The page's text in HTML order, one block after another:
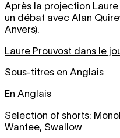
Après la projection
un débat avec Alan
Anvers).
Laure Prouvost dans le
Sous-titres en Anglais
En Anglais
Selection of shorts:
Wantee, Swallow